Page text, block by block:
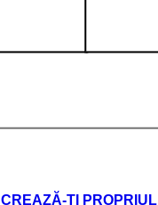
CREAZĂ-ȚI PROPRIUL